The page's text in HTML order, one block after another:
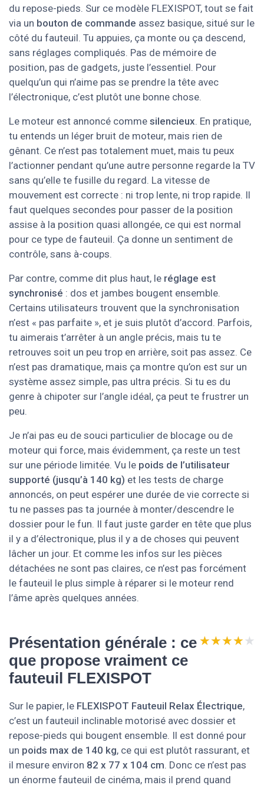
du repose-pieds. Sur ce modèle FLEXISPOT, tout se fait
via un bouton de commande assez basique, situé sur le
côté du fauteuil. Tu appuies, ça monte ou ça descend,
sans réglages compliqués. Pas de mémoire de
position, pas de gadgets, juste l’essentiel. Pour
quelqu’un qui n’aime pas se prendre la tête avec
l’électronique, c’est plutôt une bonne chose.
Le moteur est annoncé comme silencieux. En pratique,
tu entends un léger bruit de moteur, mais rien de
gênant. Ce n’est pas totalement muet, mais tu peux
l’actionner pendant qu’une autre personne regarde la TV
sans qu’elle te fusille du regard. La vitesse de
mouvement est correcte : ni trop lente, ni trop rapide. Il
faut quelques secondes pour passer de la position
assise à la position quasi allongée, ce qui est normal
pour ce type de fauteuil. Ça donne un sentiment de
contrôle, sans à-coups.
Par contre, comme dit plus haut, le réglage est
synchronisé : dos et jambes bougent ensemble.
Certains utilisateurs trouvent que la synchronisation
n’est « pas parfaite », et je suis plutôt d’accord. Parfois,
tu aimerais t’arrêter à un angle précis, mais tu te
retrouves soit un peu trop en arrière, soit pas assez. Ce
n’est pas dramatique, mais ça montre qu’on est sur un
système assez simple, pas ultra précis. Si tu es du
genre à chipoter sur l’angle idéal, ça peut te frustrer un
peu.
Je n’ai pas eu de souci particulier de blocage ou de
moteur qui force, mais évidemment, ça reste un test
sur une période limitée. Vu le poids de l’utilisateur
supporté (jusqu’à 140 kg) et les tests de charge
annoncés, on peut espérer une durée de vie correcte si
tu ne passes pas ta journée à monter/descendre le
dossier pour le fun. Il faut juste garder en tête que plus
il y a d’électronique, plus il y a de choses qui peuvent
lâcher un jour. Et comme les infos sur les pièces
détachées ne sont pas claires, ce n’est pas forcément
le fauteuil le plus simple à réparer si le moteur rend
l’âme après quelques années.
Présentation générale : ce
que propose vraiment ce
fauteuil FLEXISPOT
★★★★★
★★★★★
Sur le papier, le FLEXISPOT Fauteuil Relax Électrique,
c’est un fauteuil inclinable motorisé avec dossier et
repose-pieds qui bougent ensemble. Il est donné pour
un poids max de 140 kg, ce qui est plutôt rassurant, et
il mesure environ 82 x 77 x 104 cm. Donc ce n’est pas
un énorme fauteuil de cinéma, mais il prend quand